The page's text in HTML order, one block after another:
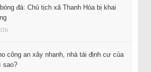
đá: Chủ tịch xã Thanh Hóa bị khai
công an xây nhanh, nhà tái định cư của
sao?